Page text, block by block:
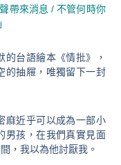
帶來消息 / 不管何時你
台語繪本《情批》，
的抽屜，唯獨留下一封
麻近乎可以成為一部小
男孩，在我們真實見面
，我以為他討厭我。